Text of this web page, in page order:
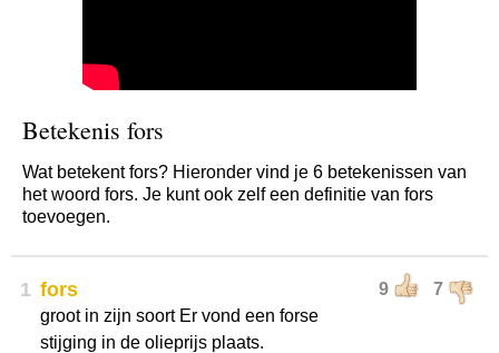
Betekenis fors
Wat betekent fors? Hieronder vind je 6 betekenissen van
het woord fors. Je kunt ook zelf een definitie van fors
toevoegen.
1 9 7
fors
groot in zijn soort Er vond een forse
stijging in de olieprijs plaats.